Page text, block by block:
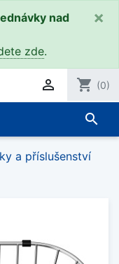
nad
zde.
×
 shopping_cart (0)
search
a příslušenství